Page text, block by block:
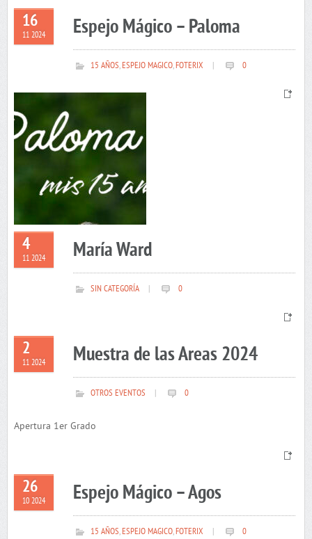
16
11 2024 Espejo Mágico – Paloma
15 AÑOS,ESPEJO MAGICO,FOTERIX 0
4
11 2024 María Ward
SIN CATEGORÍA 0
2
11 2024 Muestra de las Areas 2024
OTROS EVENTOS 0
Apertura 1er Grado
26
10 2024 Espejo Mágico – Agos
15 AÑOS,ESPEJO MAGICO,FOTERIX 0